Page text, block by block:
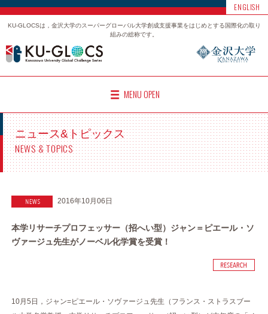
ENGLISH
KU-GLOCSは，金沢大学のスーパーグローバル大学創成支援事業をはじめとする国際化の取り
組みの総称です。
MENU OPEN
ニュース&トピックス
NEWS & TOPICS
2016年10月06日
本学リサーチプロフェッサー（招へい型）ジャン＝ピエール・ソ
ヴァージュ先生がノーベル化学賞を受賞！
10月5日，ジャン=ピエール・ソヴァージュ先生（フランス・ストラスブー